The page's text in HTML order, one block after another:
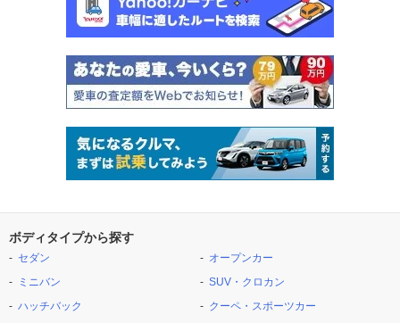
ボディタイプから探す
セダン
ミニバン
ハッチバック
オープンカー
SUV・クロカン
クーペ・スポーツカー